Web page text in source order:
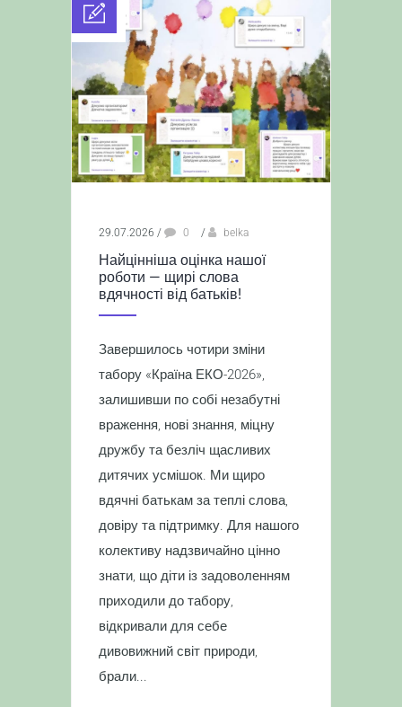
29.07.2026 / 0 / belka
Найцінніша оцінка нашої
роботи — щирі слова
вдячності від батьків!
Завершилось чотири зміни
табору «Країна ЕКО-2026»,
залишивши по собі незабутні
враження, нові знання, міцну
дружбу та безліч щасливих
дитячих усмішок. Ми щиро
вдячні батькам за теплі слова,
довіру та підтримку. Для нашого
колективу надзвичайно цінно
знати, що діти із задоволенням
приходили до табору,
відкривали для себе
дивовижний світ природи,
брали...